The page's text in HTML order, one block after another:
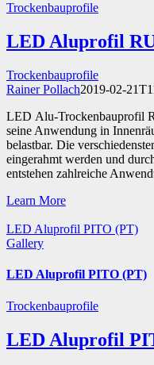
Trockenbauprofile
LED Aluprofil
Trockenbauprofile
Rainer Pollach2019-02-
LED Alu-Trockenbauprofil
seine Anwendung in
belastbar. Die
eingerahmt werden und
entstehen zahlreiche
Learn More
LED Aluprofil PITO (PT)
Gallery
LED Aluprofil PITO (PT)
Trockenbauprofile
LED Aluprofil